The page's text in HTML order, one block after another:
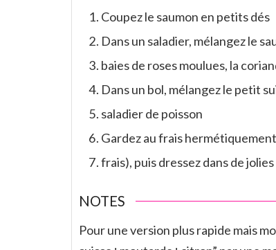
Coupez le saumon en petits dés
Dans un saladier, mélangez le
baies de roses moulues, la
Dans un bol, mélangez le petit
saladier de poisson
Gardez au frais
frais), puis dressez dans de
NOTES
Pour une version plus rapide mais